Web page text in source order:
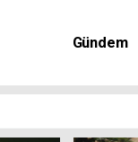
Gündem